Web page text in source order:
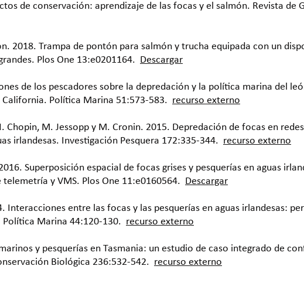
de conservación: aprendizaje de las focas y el salmón. Revista de
2018. Trampa de pontón para salmón y trucha equipada con un
Plos One 13:e0201164. Descargar
de los pescadores sobre la depredación y la política marina del
Política Marina 51:573-583. recurso externo
Chopin, M. Jessopp y M. Cronin. 2015. Depredación de focas en
irlandesas. Investigación Pesquera 172:335-344. recurso externo
Superposición espacial de focas grises y pesquerías en aguas
y VMS. Plos One 11:e0160564. Descargar
Interacciones entre las focas y las pesquerías en aguas irlandesas:
Marina 44:120-130. recurso externo
y pesquerías en Tasmania: un estudio de caso integrado de
Biológica 236:532-542. recurso externo